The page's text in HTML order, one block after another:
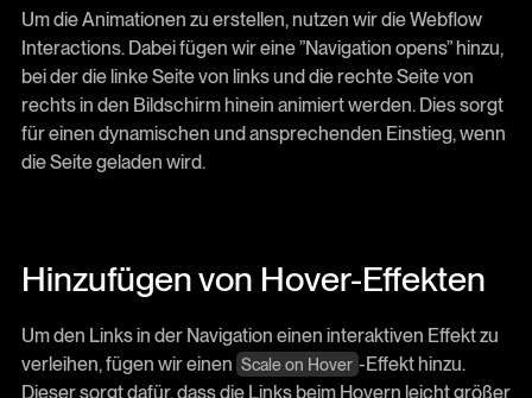
Um die Animationen zu erstellen, nutzen wir die Webflow
Interactions. Dabei fügen wir eine ”Navigation opens” hinzu,
bei der die linke Seite von links und die rechte Seite von
rechts in den Bildschirm hinein animiert werden. Dies sorgt
für einen dynamischen und ansprechenden Einstieg, wenn
die Seite geladen wird.
Hinzufügen von Hover-Effekten
Um den Links in der Navigation einen interaktiven Effekt zu
verleihen, fügen wir einen Scale on Hover -Effekt hinzu.
Dieser sorgt dafür, dass die Links beim Hovern leicht größer